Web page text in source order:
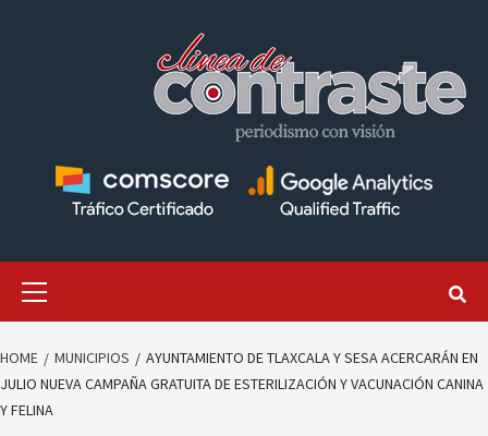
HOME MUNICIPIOS
AYUNTAMIENTO DE TLAXCALA Y SESA ACERCARÁN EN
JULIO NUEVA CAMPAÑA GRATUITA DE ESTERILIZACIÓN Y VACUNACIÓN CANINA
Y FELINA